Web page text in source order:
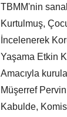
TBMM'nin
Kurtulmuş,
İncelenerek
Yaşama Etkin
Amacıyla
Müşerref
Kabulde,